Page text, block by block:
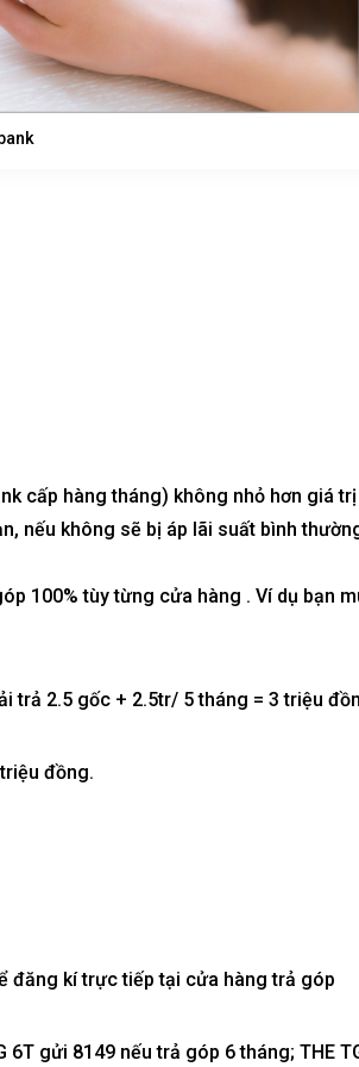
cấp hàng tháng) không nhỏ hơn giá trị
nếu không sẽ bị áp lãi suất bình
100% tùy từng cửa hàng . Ví dụ bạn
trả 2.5 gốc + 2.5tr/ 5 tháng = 3 triệu
đồng.
đăng kí trực tiếp tại cửa hàng trả góp
gửi 8149 nếu trả góp 6 tháng; THE